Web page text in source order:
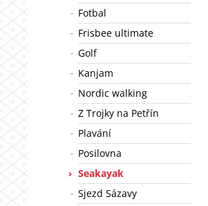
Fotbal
Frisbee ultimate
Golf
Kanjam
Nordic walking
Z Trojky na Petřín
Plavání
Posilovna
Seakayak
Sjezd Sázavy